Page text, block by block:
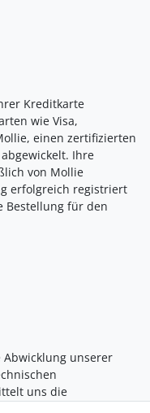
Kreditkarte
wie Visa,
einen zertifizierten
Ihre
von Mollie
erfolgreich registriert
Bestellung für den
unserer
uns die